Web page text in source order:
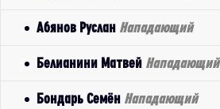
Абянов Руслан Нападающий
Белианини Матвей Нападающий
Бондарь Семён Нападающий